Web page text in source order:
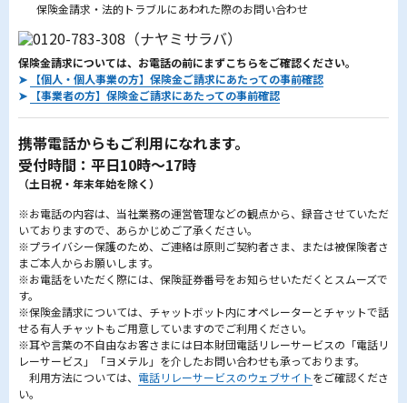
保険金請求・法的トラブルにあわれた際のお問い合わせ
保険金請求については、お電話の前にまずこちらをご確認ください。
➤
【個人・個人事業の方】保険金ご請求にあたっての事前確認
➤
【事業者の方】保険金ご請求にあたっての事前確認
携帯電話からもご利用になれます。
受付時間：平日10時～17時
（土日祝・年末年始を除く）
※お電話の内容は、当社業務の運営管理などの観点から、録音させていただ
いておりますので、あらかじめご了承ください。
※プライバシー保護のため、ご連絡は原則ご契約者さま、または被保険者さ
まご本人からお願いします。
※お電話をいただく際には、保険証券番号をお知らせいただくとスムーズで
す。
※保険金請求については、チャットボット内にオペレーターとチャットで話
せる有人チャットもご用意していますのでご利用ください。
※耳や言葉の不自由なお客さまには日本財団電話リレーサービスの「電話リ
レーサービス」「ヨメテル」を介したお問い合わせも承っております。
利用方法については、 電話リレーサービスのウェブサイトをご確認くださ
い。